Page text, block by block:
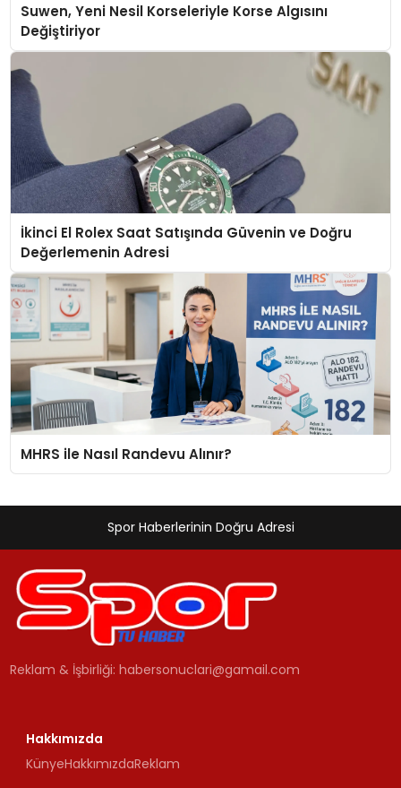
Suwen, Yeni Nesil Korseleriyle Korse Algısını
Değiştiriyor
İkinci El Rolex Saat Satışında Güvenin ve Doğru
Değerlemenin Adresi
MHRS ile Nasıl Randevu Alınır?
Spor Haberlerinin Doğru Adresi
Reklam & İşbirliği:habersonuclari@gamail.com
Hakkımızda
KünyeHakkımızdaReklam